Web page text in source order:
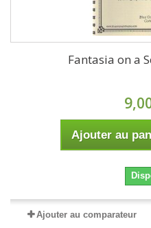
Fantasia on a
Ajouter au
Ajouter au comparateur